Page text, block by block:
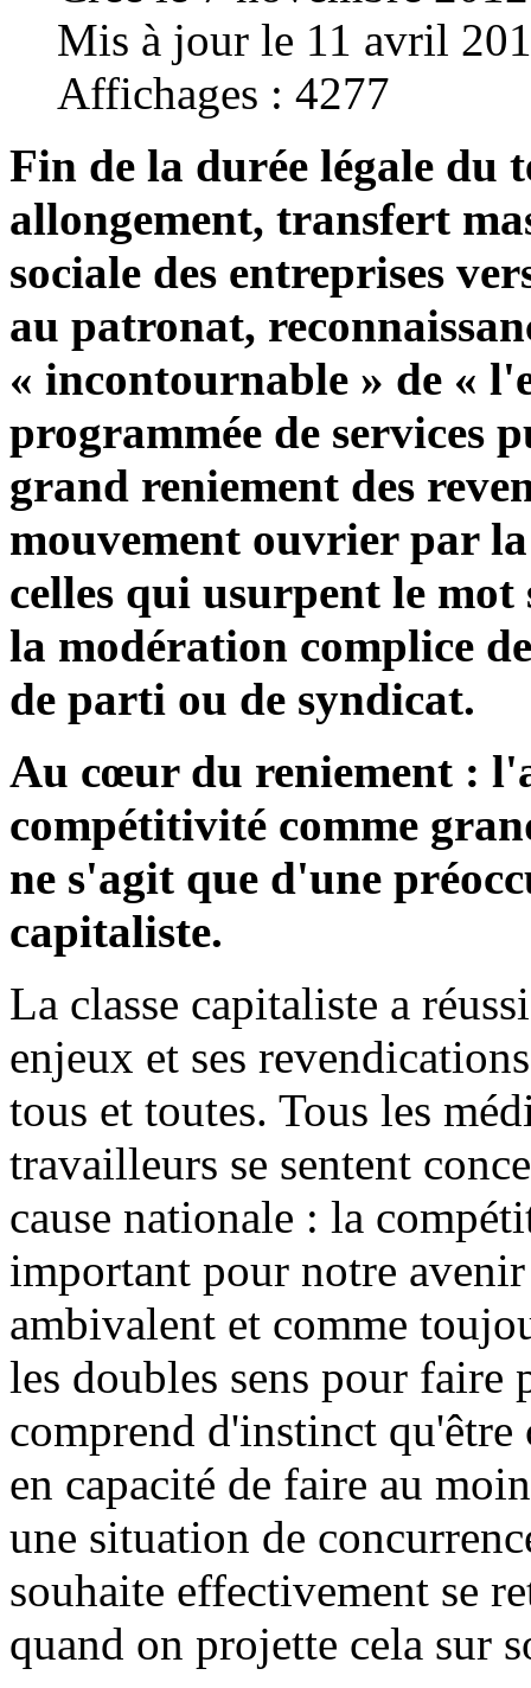
Mis à jour le 11 avril
Affichages : 4277
Fin de la durée légale du
allongement, transfert
sociale des entreprises
au patronat,
« incontournable » de «
programmée de services
grand reniement des
mouvement ouvrier par
celles qui usurpent le mot
la modération complice
de parti ou de syndicat.
Au cœur du reniement :
compétitivité comme
ne s'agit que d'une
capitaliste.
La classe capitaliste a
enjeux et ses
tous et toutes. Tous les
travailleurs se sentent
cause nationale : la
important pour notre
ambivalent et comme
les doubles sens pour faire
comprend d'instinct
en capacité de faire au
une situation de
souhaite effectivement se
quand on projette cela sur